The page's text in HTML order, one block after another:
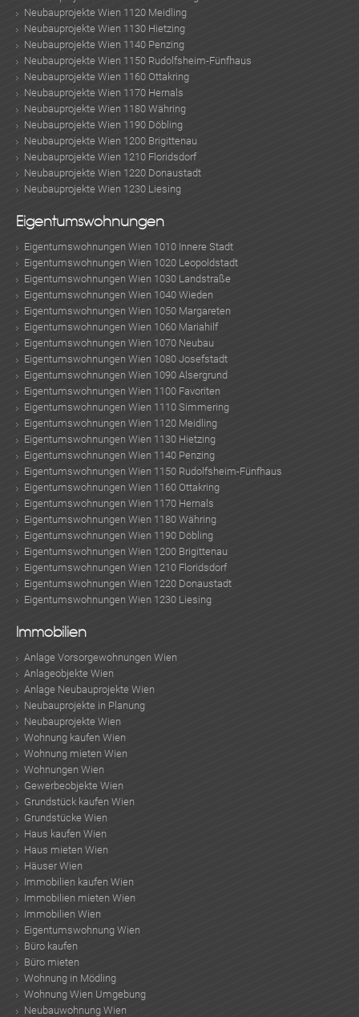
Neubauprojekte Wien 1120 Meidling
Neubauprojekte Wien 1130 Hietzing
Neubauprojekte Wien 1140 Penzing
Neubauprojekte Wien 1150 Rudolfsheim-Fünfhaus
Neubauprojekte Wien 1160 Ottakring
Neubauprojekte Wien 1170 Hernals
Neubauprojekte Wien 1180 Währing
Neubauprojekte Wien 1190 Döbling
Neubauprojekte Wien 1200 Brigittenau
Neubauprojekte Wien 1210 Floridsdorf
Neubauprojekte Wien 1220 Donaustadt
Neubauprojekte Wien 1230 Liesing
Eigentumswohnungen
Eigentumswohnungen Wien 1010 Innere Stadt
Eigentumswohnungen Wien 1020 Leopoldstadt
Eigentumswohnungen Wien 1030 Landstraße
Eigentumswohnungen Wien 1040 Wieden
Eigentumswohnungen Wien 1050 Margareten
Eigentumswohnungen Wien 1060 Mariahilf
Eigentumswohnungen Wien 1070 Neubau
Eigentumswohnungen Wien 1080 Josefstadt
Eigentumswohnungen Wien 1090 Alsergrund
Eigentumswohnungen Wien 1100 Favoriten
Eigentumswohnungen Wien 1110 Simmering
Eigentumswohnungen Wien 1120 Meidling
Eigentumswohnungen Wien 1130 Hietzing
Eigentumswohnungen Wien 1140 Penzing
Eigentumswohnungen Wien 1150 Rudolfsheim-Fünfhaus
Eigentumswohnungen Wien 1160 Ottakring
Eigentumswohnungen Wien 1170 Hernals
Eigentumswohnungen Wien 1180 Währing
Eigentumswohnungen Wien 1190 Döbling
Eigentumswohnungen Wien 1200 Brigittenau
Eigentumswohnungen Wien 1210 Floridsdorf
Eigentumswohnungen Wien 1220 Donaustadt
Eigentumswohnungen Wien 1230 Liesing
Immobilien
Anlage Vorsorgewohnungen Wien
Anlageobjekte Wien
Anlage Neubauprojekte Wien
Neubauprojekte in Planung
Neubauprojekte Wien
Wohnung kaufen Wien
Wohnung mieten Wien
Wohnungen Wien
Gewerbeobjekte Wien
Grundstück kaufen Wien
Grundstücke Wien
Haus kaufen Wien
Haus mieten Wien
Häuser Wien
Immobilien kaufen Wien
Immobilien mieten Wien
Immobilien Wien
Eigentumswohnung Wien
Büro kaufen
Büro mieten
Wohnung in Mödling
Wohnung Wien Umgebung
Neubauwohnung Wien